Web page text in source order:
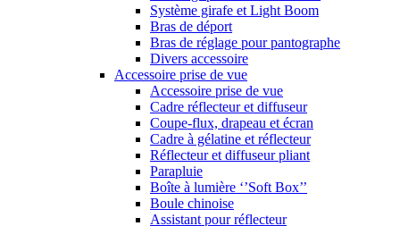
Système girafe et Light Boom
Bras de déport
Bras de réglage pour pantographe
Divers accessoire
Accessoire prise de vue
Accessoire prise de vue
Cadre réflecteur et diffuseur
Coupe-flux, drapeau et écran
Cadre à gélatine et réflecteur
Réflecteur et diffuseur pliant
Parapluie
Boîte à lumière ‘’Soft Box’’
Boule chinoise
Assistant pour réflecteur